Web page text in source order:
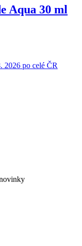
Aqua 30 ml
2026 po celé ČR